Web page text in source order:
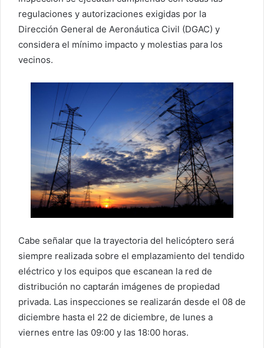
regulaciones y autorizaciones exigidas por la
Dirección General de Aeronáutica Civil (DGAC) y
considera el mínimo impacto y molestias para los
vecinos.
Cabe señalar que la trayectoria del helicóptero será
siempre realizada sobre el emplazamiento del tendido
eléctrico y los equipos que escanean la red de
distribución no captarán imágenes de propiedad
privada. Las inspecciones se realizarán desde el 08 de
diciembre hasta el 22 de diciembre, de lunes a
viernes entre las 09:00 y las 18:00 horas.